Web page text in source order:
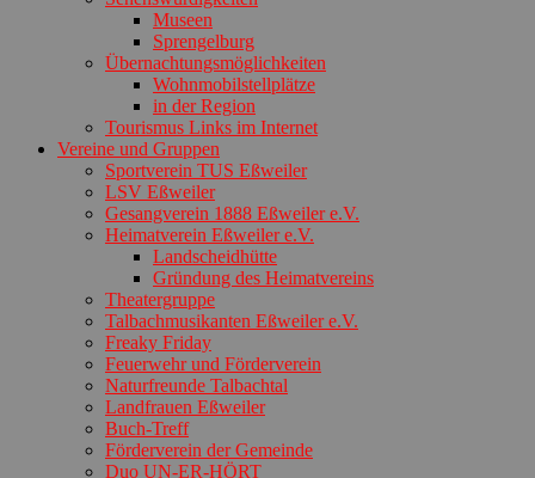
Museen
Sprengelburg
Übernachtungsmöglichkeiten
Wohnmobilstellplätze
in der Region
Tourismus Links im Internet
Vereine und Gruppen
Sportverein TUS Eßweiler
LSV Eßweiler
Gesangverein 1888 Eßweiler e.V.
Heimatverein Eßweiler e.V.
Landscheidhütte
Gründung des Heimatvereins
Theatergruppe
Talbachmusikanten Eßweiler e.V.
Freaky Friday
Feuerwehr und Förderverein
Naturfreunde Talbachtal
Landfrauen Eßweiler
Buch-Treff
Förderverein der Gemeinde
Duo UN-ER-HÖRT